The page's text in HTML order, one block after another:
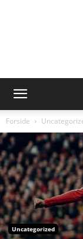
Forside
Uncategorized